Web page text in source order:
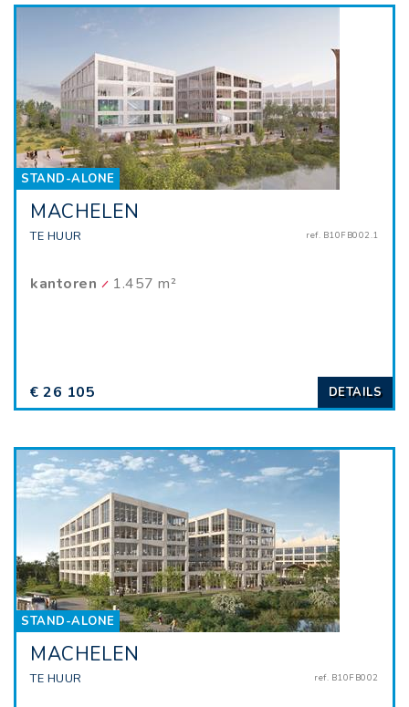
STAND-ALONE
MACHELEN
TE HUUR ref. B10FB002.1
kantoren 1.457 m²
€ 26 105 DETAILS
STAND-ALONE
MACHELEN
TE HUUR ref. B10FB002